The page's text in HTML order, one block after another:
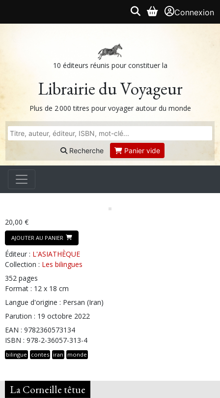
Connexion
10 éditeurs réunis pour constituer la
Librairie du Voyageur
Plus de 2 000 titres pour voyager autour du monde
Recherche Panier vide
20,00 €
AJOUTER AU PANIER
Éditeur : L'ASIATHÈQUE
Collection : Les bilingues
352 pages
Format : 12 x 18 cm
Langue d'origine : Persan (Iran)
Parution : 19 octobre 2022
EAN : 9782360573134
ISBN : 978-2-36057-313-4
bilingue contes iran monde
La Corneille têtue